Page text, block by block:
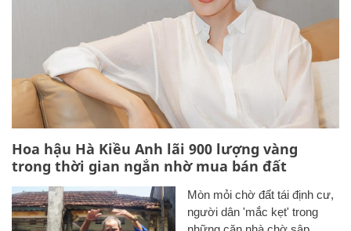
Hoa hậu Hà Kiều Anh lãi 900 lượng vàng
trong thời gian ngắn nhờ mua bán đất
Mòn mỏi chờ đất tái định cư,
người dân 'mắc kẹt' trong